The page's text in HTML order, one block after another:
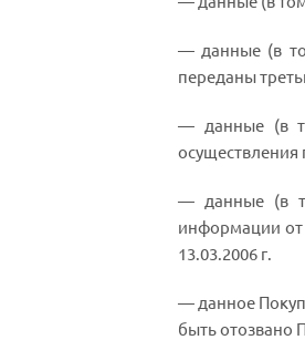
— данные (в
переданы
— данные (в
осуществления
— данные (в
информации от
13.03.2006 г.
— данное
быть отозвано